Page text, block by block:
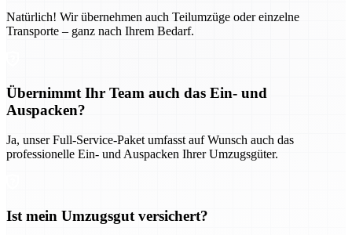
Natürlich! Wir übernehmen auch Teilumzüge oder einzelne
Transporte – ganz nach Ihrem Bedarf.
Übernimmt Ihr Team auch das Ein- und
Auspacken?
Ja, unser Full-Service-Paket umfasst auf Wunsch auch das
professionelle Ein- und Auspacken Ihrer Umzugsgüter.
Ist mein Umzugsgut versichert?